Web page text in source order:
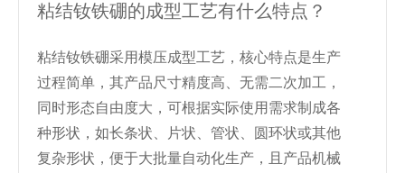
粘结钕铁硼的成型工艺有什么特点？
粘结钕铁硼采用模压成型工艺，核心特点是生产
过程简单，其产品尺寸精度高、无需二次加工，
同时形态自由度大，可根据实际使用需求制成各
种形状，如长条状、片状、管状、圆环状或其他
复杂形状，便于大批量自动化生产，且产品机械